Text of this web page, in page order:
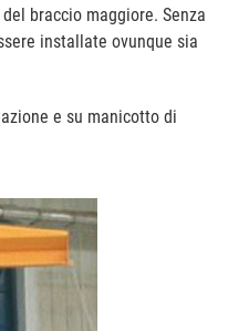
braccio maggiore. Senza
installate ovunque sia
e su manicotto di